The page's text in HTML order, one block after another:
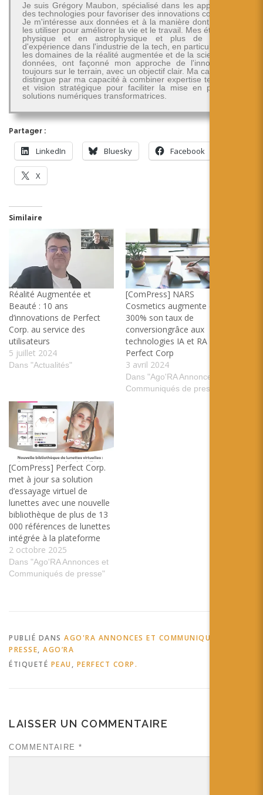
Je suis Grégory Maubon, spécialisé dans les applications
des technologies pour favoriser des innovations concrètes.
Je m'intéresse aux données et à la manière dont on peut
les utiliser pour améliorer la vie et le travail. Mes études en
physique et en astrophysique et plus de 30 ans
d'expérience dans l'industrie de la tech, en particulier dans
les domaines de la réalité augmentée et de la science des
données, ont façonné mon approche de l'innovation -
toujours sur le terrain, avec un objectif clair. Ma carrière se
distingue par ma capacité à combiner expertise technique
et vision stratégique pour faciliter la mise en place de
solutions numériques transformatrices.
Partager :
LinkedIn Bluesky Facebook
X
Similaire
Réalité Augmentée et
Beauté : 10 ans
d’innovations de Perfect
Corp. au service des
utilisateurs
5 juillet 2024
Dans "Actualités"
[ComPress] NARS
Cosmetics augmente de
300% son taux de
conversiongrâce aux
technologies IA et RA de
Perfect Corp
3 avril 2024
Dans "Ago'RA Annonces et
Communiqués de presse"
[ComPress] Perfect Corp.
met à jour sa solution
d’essayage virtuel de
lunettes avec une nouvelle
bibliothèque de plus de 13
000 références de lunettes
intégrée à la plateforme
2 octobre 2025
Dans "Ago'RA Annonces et
Communiqués de presse"
PUBLIÉ DANS AGO'RA ANNONCES ET COMMUNIQUÉS DE
PRESSE, AGO’RA
ÉTIQUETÉ PEAU , PERFECT CORP.
LAISSER UN COMMENTAIRE
COMMENTAIRE *